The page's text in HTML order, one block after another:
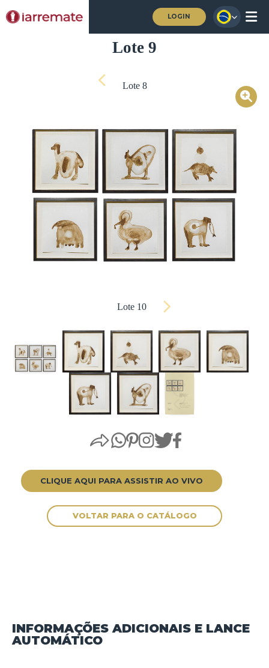
LOGIN
Lote 9
Lote 8
Lote 10
INFORMAÇÕES ADICIONAIS E LANCE
AUTOMÁTICO
CLIQUE AQUI PARA ASSISTIR AO VIVO
VOLTAR PARA O CATÁLOGO